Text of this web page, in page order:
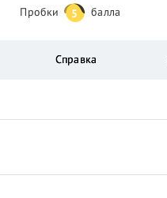
Пробки 5 балла
Справка